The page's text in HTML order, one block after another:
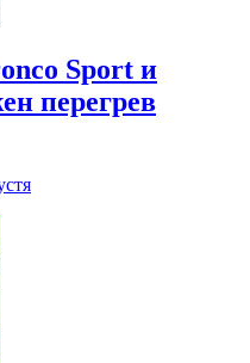
Sport и
перегрев